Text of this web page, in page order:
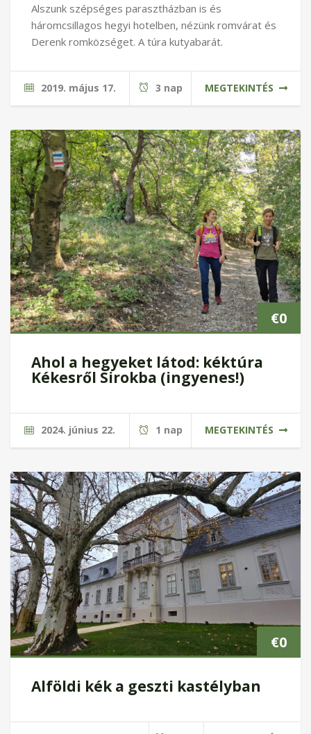
Alszunk szépséges parasztházban is és
háromcsillagos hegyi hotelben, nézünk romvárat és
Derenk romközséget. A túra kutyabarát.
2019. május 17. 3 nap MEGTEKINTÉS
€0
Ahol a hegyeket látod: kéktúra
Kékesről Sirokba (ingyenes!)
2024. június 22. 1 nap MEGTEKINTÉS
€0
Alföldi kék a geszti kastélyban